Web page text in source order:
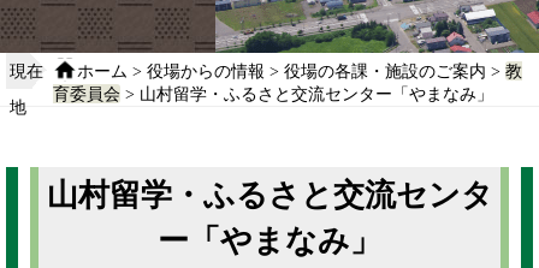
現在
地
ホーム >役場からの情報 >役場の各課・施設のご案内 >教
育委員会 > 山村留学・ふるさと交流センター「やまなみ」
山村留学・ふるさと交流センタ
ー「やまなみ」